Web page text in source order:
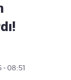
- 08:51